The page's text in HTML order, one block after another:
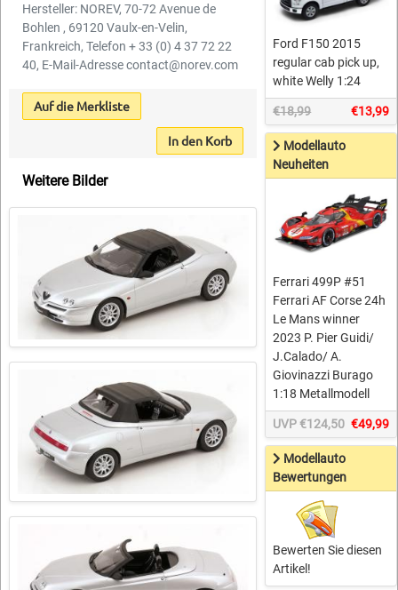
Hersteller: NOREV, 70-72 Avenue de
Bohlen , 69120 Vaulx-en-Velin,
Frankreich, Telefon + 33 (0) 4 37 72 22
40, E-Mail-Adresse contact@norev.com
Auf die Merkliste
In den Korb
Weitere Bilder
Ford F150 2015
regular cab pick up,
white Welly 1:24
€18,99 €13,99
Modellauto
Neuheiten
Ferrari 499P #51
Ferrari AF Corse 24h
Le Mans winner
2023 P. Pier Guidi/
J.Calado/ A.
Giovinazzi Burago
1:18 Metallmodell
UVP €124,50 €49,99
Modellauto
Bewertungen
Bewerten Sie diesen
Artikel!